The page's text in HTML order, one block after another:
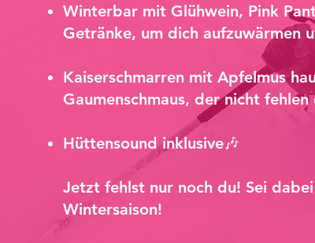
Winterbar mit Glühwein, Pink
Getränke, um dich aufzuwärmen
Kaiserschmarren mit Apfelmus
Gaumenschmaus, der nicht
Hüttensound inklusive🎶
Jetzt fehlst nur noch du! Sei
Wintersaison!